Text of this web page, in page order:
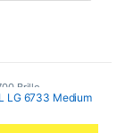
51,61€ hasta
se
Brillo
LG 6733 Medium